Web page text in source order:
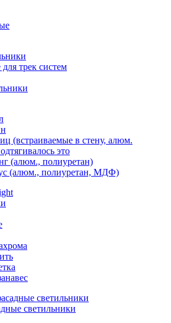
трек систем
(встраиваемые в стену, алюм.
это
(алюм., полиуретан)
(алюм., полиуретан, МДФ)
светильники
светильники